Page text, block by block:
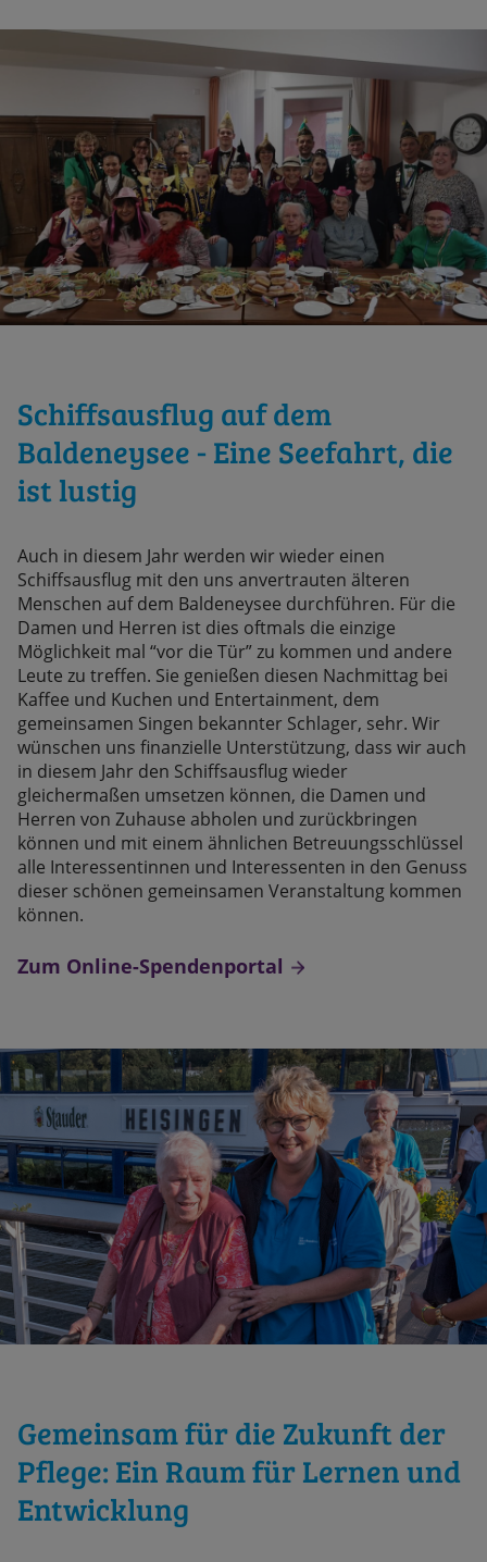
Schiffsausflug auf dem
Baldeneysee - Eine Seefahrt, die
ist lustig
Auch in diesem Jahr werden wir wieder einen
Schiffsausflug mit den uns anvertrauten älteren
Menschen auf dem Baldeneysee durchführen. Für die
Damen und Herren ist dies oftmals die einzige
Möglichkeit mal “vor die Tür” zu kommen und andere
Leute zu treffen. Sie genießen diesen Nachmittag bei
Kaffee und Kuchen und Entertainment, dem
gemeinsamen Singen bekannter Schlager, sehr. Wir
wünschen uns finanzielle Unterstützung, dass wir auch
in diesem Jahr den Schiffsausflug wieder
gleichermaßen umsetzen können, die Damen und
Herren von Zuhause abholen und zurückbringen
können und mit einem ähnlichen Betreuungsschlüssel
alle Interessentinnen und Interessenten in den Genuss
dieser schönen gemeinsamen Veranstaltung kommen
können.
Zum Online-Spendenportal
Gemeinsam für die Zukunft der
Pflege: Ein Raum für Lernen und
Entwicklung